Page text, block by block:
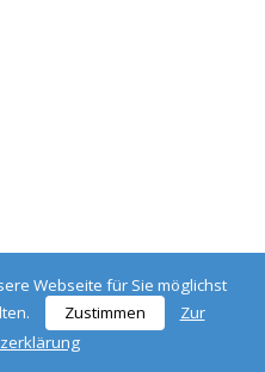
Webseite für Sie möglichst
Zustimmen
Zur